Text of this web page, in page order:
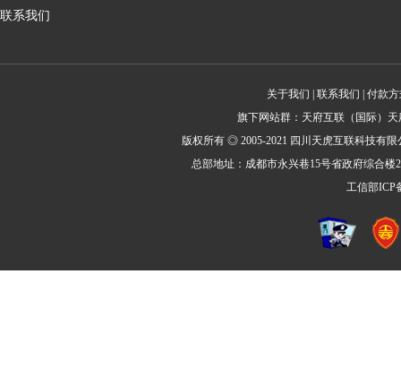
联系我们
关于我们 联系我们
付款
旗下网站群： 天府互联 （国际） 天
版权所有 ◎ 2005-2021 四川天虎互联科技有
总部地址：成都市永兴巷15号省政府综合楼
工信部ICP